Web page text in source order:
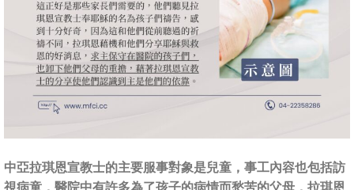
中亞拉琪恩宣教士的主要服事對象是兒童，事工內容也包括訪